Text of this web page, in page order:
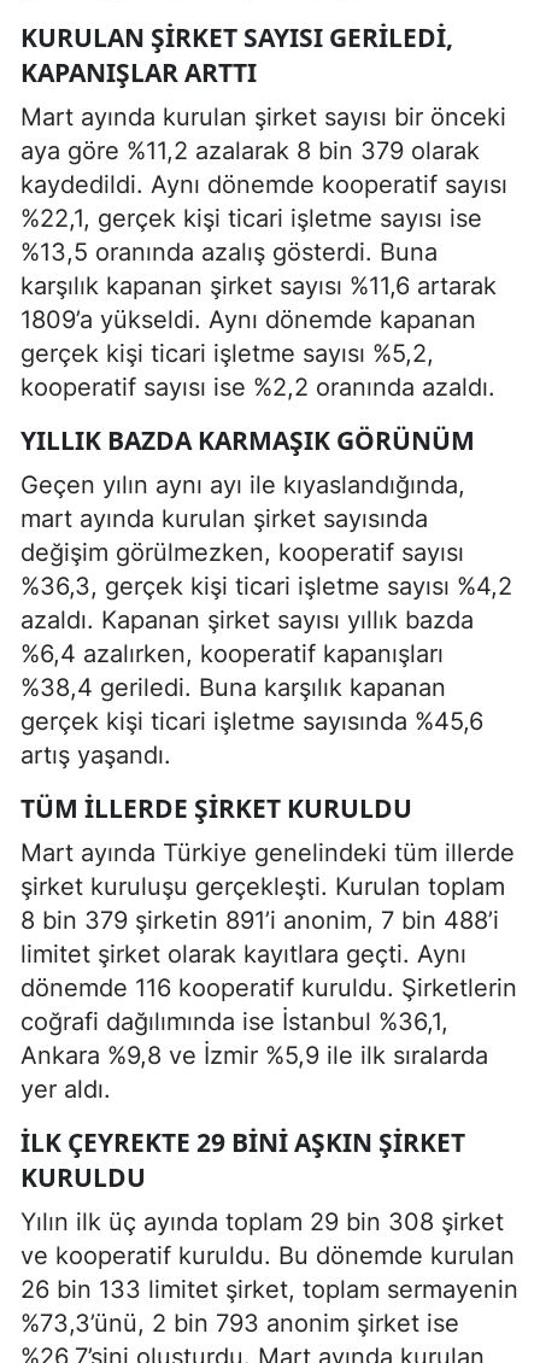
KURULAN ŞIRKET SAYISI GERILEDI,
KAPANIŞLAR ARTTI
Mart ayında kurulan şirket sayısı bir önceki
aya göre %11,2 azalarak 8 bin 379 olarak
kaydedildi. Aynı dönemde kooperatif sayısı
%22,1, gerçek kişi ticari işletme sayısı ise
%13,5 oranında azalış gösterdi. Buna
karşılık kapanan şirket sayısı %11,6 artarak
1809’a yükseldi. Aynı dönemde kapanan
gerçek kişi ticari işletme sayısı %5,2,
kooperatif sayısı ise %2,2 oranında azaldı.
YILLIK BAZDA KARMAŞIK GÖRÜNÜM
Geçen yılın aynı ayı ile kıyaslandığında,
mart ayında kurulan şirket sayısında
değişim görülmezken, kooperatif sayısı
%36,3, gerçek kişi ticari işletme sayısı %4,2
azaldı. Kapanan şirket sayısı yıllık bazda
%6,4 azalırken, kooperatif kapanışları
%38,4 geriledi. Buna karşılık kapanan
gerçek kişi ticari işletme sayısında %45,6
artış yaşandı.
TÜM ILLERDE ŞIRKET KURULDU
Mart ayında Türkiye genelindeki tüm illerde
şirket kuruluşu gerçekleşti. Kurulan toplam
8 bin 379 şirketin 891’i anonim, 7 bin 488’i
limitet şirket olarak kayıtlara geçti. Aynı
dönemde 116 kooperatif kuruldu. Şirketlerin
coğrafi dağılımında ise İstanbul %36,1,
Ankara %9,8 ve İzmir %5,9 ile ilk sıralarda
yer aldı.
İLK ÇEYREKTE 29 BINI AŞKIN ŞIRKET
KURULDU
Yılın ilk üç ayında toplam 29 bin 308 şirket
ve kooperatif kuruldu. Bu dönemde kurulan
26 bin 133 limitet şirket, toplam sermayenin
%73,3’ünü, 2 bin 793 anonim şirket ise
%26,7’sini oluşturdu. Mart ayında kurulan